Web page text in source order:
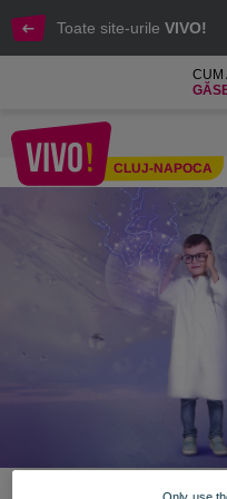
Toate site-urile VIVO!
CUM
Cluj-Napoca
CLUJ-NAPOCA
Experimente în lumea VIVO!